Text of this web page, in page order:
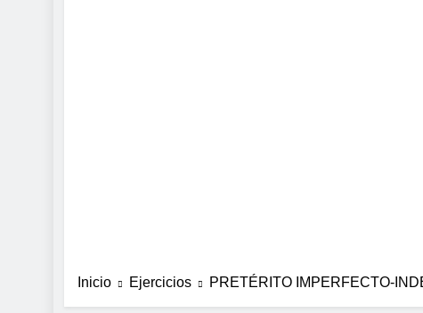
Inicio Ejercicios PRETÉRITO IMPERFECTO-